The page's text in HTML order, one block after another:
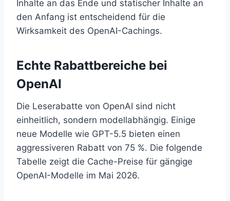
Inhalte an das Ende und statischer Inhalte an
den Anfang ist entscheidend für die
Wirksamkeit des OpenAI-Cachings.
Echte Rabattbereiche bei
OpenAI
Die Leserabatte von OpenAI sind nicht
einheitlich, sondern modellabhängig. Einige
neue Modelle wie GPT-5.5 bieten einen
aggressiveren Rabatt von 75 %. Die folgende
Tabelle zeigt die Cache-Preise für gängige
OpenAI-Modelle im Mai 2026.